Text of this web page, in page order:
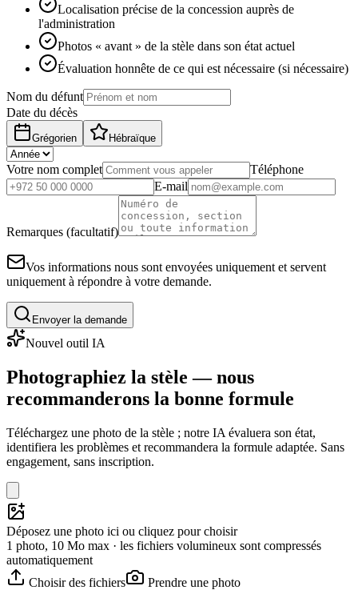
Localisation précise de la concession auprès de
l'administration
Photos « avant » de la stèle dans son état actuel
Évaluation honnête de ce qui est nécessaire (si nécessaire)
Nom du défunt
Date du décès
Grégorien Hébraïque
Votre nom complet
Téléphone
E-mail
Remarques (facultatif)
Vos informations nous sont envoyées uniquement et servent
uniquement à répondre à votre demande.
Envoyer la demande
Nouvel outil IA
Photographiez la stèle — nous
recommanderons la bonne formule
Téléchargez une photo de la stèle ; notre IA évaluera son état,
identifiera les problèmes et recommandera la formule adaptée. Sans
engagement, sans inscription.
Déposez une photo ici ou cliquez pour choisir
1 photo, 10 Mo max · les fichiers volumineux sont compressés
automatiquement
Choisir des fichiers
Prendre une photo